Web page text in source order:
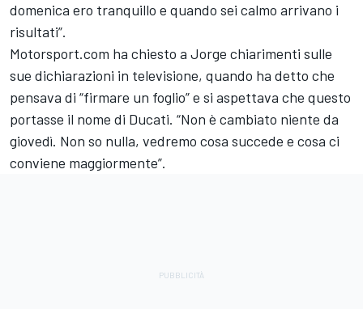
domenica ero tranquillo e quando sei calmo arrivano i
risultati”.
Motorsport.com ha chiesto a Jorge chiarimenti sulle
sue dichiarazioni in televisione, quando ha detto che
pensava di “firmare un foglio” e si aspettava che questo
portasse il nome di Ducati. “Non è cambiato niente da
giovedì. Non so nulla, vedremo cosa succede e cosa ci
conviene maggiormente”.